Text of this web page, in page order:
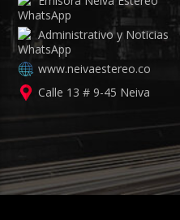
Administrativo y Noticias
www.neivaestereo.co
Calle 13 # 9-45 Neiva